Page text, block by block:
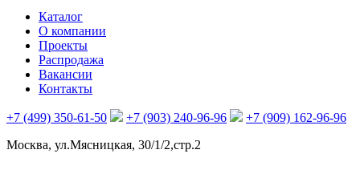
Каталог
О компании
Проекты
Распродажа
Вакансии
Контакты
+7 (499) 350-61-50 +7 (903) 240-96-96
+7 (909) 162-96-96
Москва, ул.Мясницкая, 30/1/2,стр.2